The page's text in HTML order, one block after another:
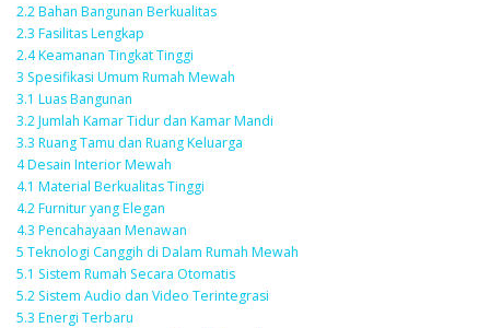
2.2Bahan Bangunan Berkualitas
2.3 Fasilitas Lengkap
2.4Keamanan Tingkat Tinggi
3 Spesifikasi Umum Rumah Mewah
3.1 Luas Bangunan
3.2Jumlah Kamar Tidur dan Kamar Mandi
3.3 Ruang Tamu dan Ruang Keluarga
4Desain Interior Mewah
4.1 Material Berkualitas Tinggi
4.2Furnitur yang Elegan
4.3 Pencahayaan Menawan
5 Teknologi Canggih di Dalam Rumah Mewah
5.1 Sistem Rumah Secara Otomatis
5.2 Sistem Audio dan Video Terintegrasi
5.3 Energi Terbaru